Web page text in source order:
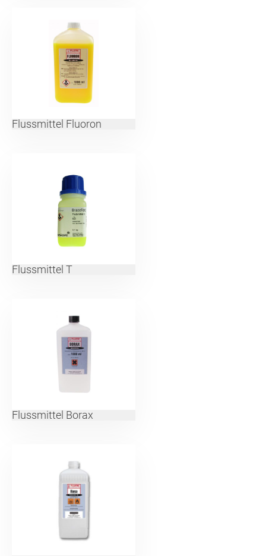
Flussmittel Fluoron
Flussmittel T
Flussmittel Borax